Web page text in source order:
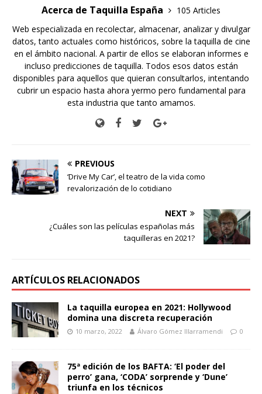
Acerca de Taquilla España
105 Articles
Web especializada en recolectar, almacenar, analizar y divulgar
datos, tanto actuales como históricos, sobre la taquilla de cine
en el ámbito nacional. A partir de ellos se elaboran informes e
incluso predicciones de taquilla. Todos esos datos están
disponibles para aquellos que quieran consultarlos, intentando
cubrir un espacio hasta ahora yermo pero fundamental para
esta industria que tanto amamos.
PREVIOUS
‘Drive My Car’, el teatro de la vida como
revalorización de lo cotidiano
NEXT
¿Cuáles son las películas españolas más
taquilleras en 2021?
ARTÍCULOS RELACIONADOS
La taquilla europea en 2021: Hollywood
domina una discreta recuperación
10 marzo, 2022 Álvaro Gómez Illarramendi 0
75ª edición de los BAFTA: ‘El poder del
perro’ gana, ‘CODA’ sorprende y ‘Dune’
triunfa en los técnicos